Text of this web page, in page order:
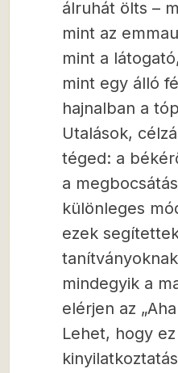
álruhát ölts –
mint az
mint a
mint egy álló
hajnalban a
Utalások,
téged: a
a
különleges
ezek
mindegyik a
elérjen az
Lehet, hogy
kinyilatkoztatás